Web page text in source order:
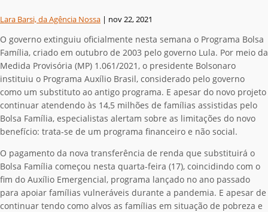
Lara Barsi, da Agência Nossa | nov 22, 2021
O governo extinguiu oficialmente nesta semana o Programa Bolsa
Família, criado em outubro de 2003 pelo governo Lula. Por meio da
Medida Provisória (MP) 1.061/2021, o presidente Bolsonaro
instituiu o Programa Auxílio Brasil, considerado pelo governo
como um substituto ao antigo programa. E apesar do novo projeto
continuar atendendo às 14,5 milhões de famílias assistidas pelo
Bolsa Família, especialistas alertam sobre as limitações do novo
benefício: trata-se de um programa financeiro e não social.
O pagamento da nova transferência de renda que substituirá o
Bolsa Família começou nesta quarta-feira (17), coincidindo com o
fim do Auxílio Emergencial, programa lançado no ano passado
para apoiar famílias vulneráveis durante a pandemia. E apesar de
continuar tendo como alvos as famílias em situação de pobreza e